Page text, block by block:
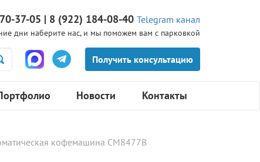
37-05 | 8 (922) 184-08-40 Telegram канал
дни наберите нас, и мы поможем вам с парковкой
Новости Контакты
кофемашина CM8477B